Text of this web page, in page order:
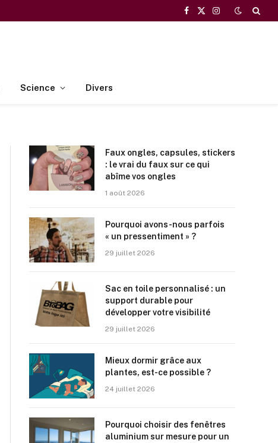
Facebook
X
Instagram
Science Divers
Faux ongles, capsules, stickers
: le vrai du faux sur ce qui
abîme vos ongles
1 août 2026
Pourquoi avons-nous parfois
« un pressentiment » ?
29 juillet 2026
Sac en toile personnalisé : un
support durable pour
développer votre visibilité
29 juillet 2026
Mieux dormir grâce aux
plantes, est-ce possible ?
24 juillet 2026
Pourquoi choisir des fenêtres
aluminium sur mesure pour un